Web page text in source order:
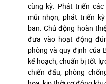
cùng kỳ. Phát triển
mũi nhọn, phát triển
ban. Chủ động hoàn
đưa vào hoạt động
phòng và quy định của
kế hoạch, chuẩn bị tốt
chiến đấu, phòng